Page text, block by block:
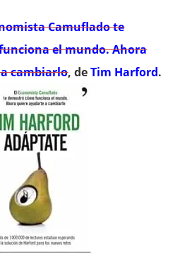
Camuflado te
el mundo. Ahora
cambiarlo, deTim Harford.